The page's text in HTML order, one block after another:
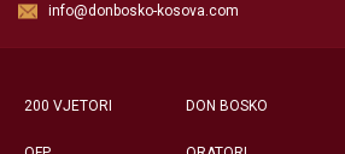
info@donbosko-kosova.com
200 VJETORI DON BOSKO